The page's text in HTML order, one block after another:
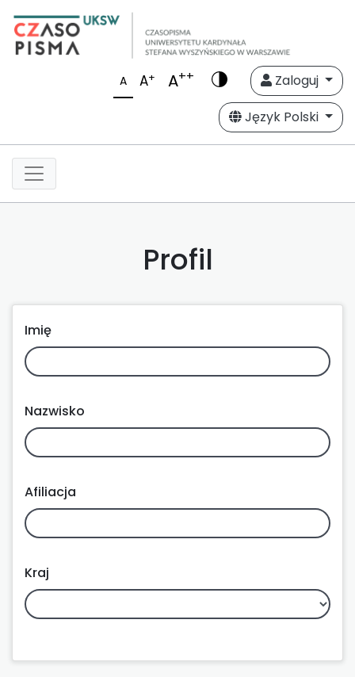
A A+ A++
Zaloguj
Język Polski
Profil
Imię
Nazwisko
Afiliacja
Kraj